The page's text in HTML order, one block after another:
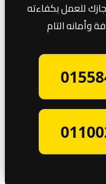
للعمل بكفاءته
وأمانه التام